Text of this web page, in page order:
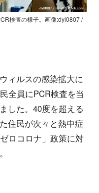
検査の様子。画像:dyl0807 /
ィルスの感染拡大に
全員にPCR検査を当
した。40度を超える
住民が次々と熱中症
ロコロナ」政策に対